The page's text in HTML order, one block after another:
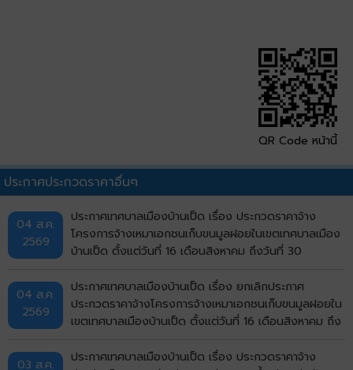
QR Code หน้านี้
ประกาศประกวดราคาอื่นๆ
04 ส.ค.
2569
ประกาศเทศบาลเมืองบ้านเป็ด เรื่อง ประกวดราคาจ้าง
โครงการจ้างเหมาเอกชนเก็บขนมูลฝอยในเขตเทศบาลเมือง
บ้านเป็ด ตั้งแต่วันที่ 16 เดือนสิงหาคม ถึงวันที่ 30
(e-bidding)
04 ส.ค.
2569
ประกาศเทศบาลเมืองบ้านเป็ด เรื่อง ยกเลิกประกาศ
ประกวดราคาจ้างโครงการจ้างเหมาเอกชนเก็บขนมูลฝอยใน
เขตเทศบาลเมืองบ้านเป็ด ตั้งแต่วันที่ 16 เดือนสิงหาคม ถึง
อิเล็กทรอนิกส์ (e-bidding)
03 ส.ค.
ประกาศเทศบาลเมืองบ้านเป็ด เรื่อง ประกวดราคาจ้าง